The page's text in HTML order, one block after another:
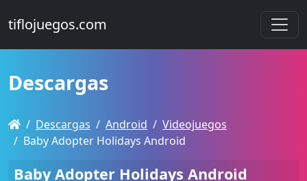
tiflojuegos.com
Descargas
Descargas Android
Videojuegos
Baby Adopter Holidays Android
Baby Adopter Holidays Android